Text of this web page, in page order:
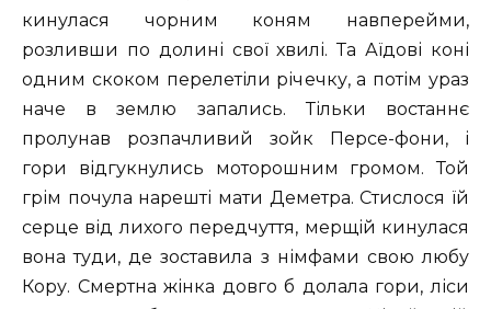
кинулася чорним коням навперейми,
розливши по долині свої хвилі. Та Аїдові коні
одним скоком перелетіли річечку, а потім ураз
наче в землю запались. Тільки востаннє
пролунав розпачливий зойк Персе-фони, і
гори відгукнулись моторошним громом. Той
грім почула нарешті мати Деметра. Стислося їй
серце від лихого передчуття, мерщій кинулася
вона туди, де зоставила з німфами свою любу
Кору. Смертна жінка довго б долала гори, ліси